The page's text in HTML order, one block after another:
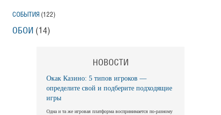
СОБЫТИЯ (122)
ОБОИ (14)
НОВОСТИ
Окак Казино: 5 типов игроков —
определите свой и подберите подходящие
игры
Одна и та же игровая платформа воспринимается по-разному